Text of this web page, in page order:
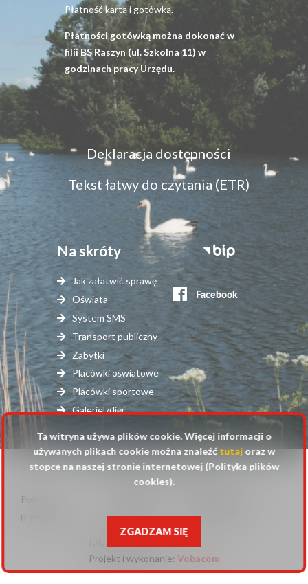
Płatność kartą i gotówką.
Płatności gotówką można dokonać w
filii BS Raszyn (ul. Szkolna 11) w
godzinach pracy Urzędu.
Menu
dostępność
Deklaracja dostępności
Tekst łatwy do czytania (ETR)
Na skróty
Jak załatwić sprawę
Oświata
System SMS
Transport publiczny
Zabytki
Placówki oświatowe
Placówki sportowe
Galerie zdjęć
Stopka
serwisy
zewnętrzne
© 2025 Urząd Gminy Raszyn
Stopka
Polityka
prywatności
strony
cookies
Projekt i wykonanie: Will
open
Vobacom
Ta witryna używa plików cookie. Więcej informacji o
używanych plikach cookie można znaleźć tutajoraz w
stopce na naszej stronie internetowej (Polityka plików
cookies).
ZGADZAM SIĘ